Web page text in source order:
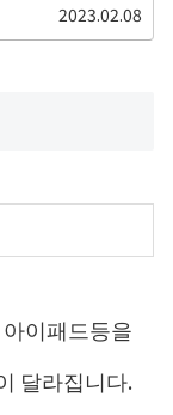
2023.02.08
이패드등을
달라집니다.